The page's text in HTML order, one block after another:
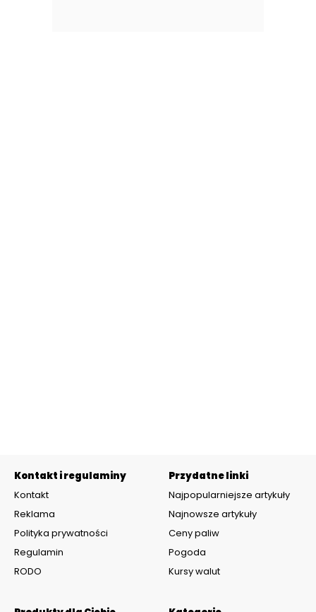
Kontakt i regulaminy
Kontakt
Reklama
Polityka prywatności
Regulamin
RODO
Przydatne linki
Najpopularniejsze artykuły
Najnowsze artykuły
Ceny paliw
Pogoda
Kursy walut